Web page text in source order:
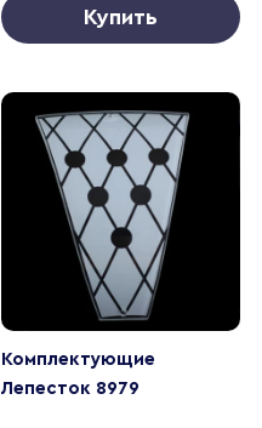
Купить
Комплектующие
Лепесток 8979